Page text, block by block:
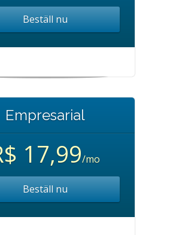
Beställ nu
Empresarial
17,99/mo
Beställ nu